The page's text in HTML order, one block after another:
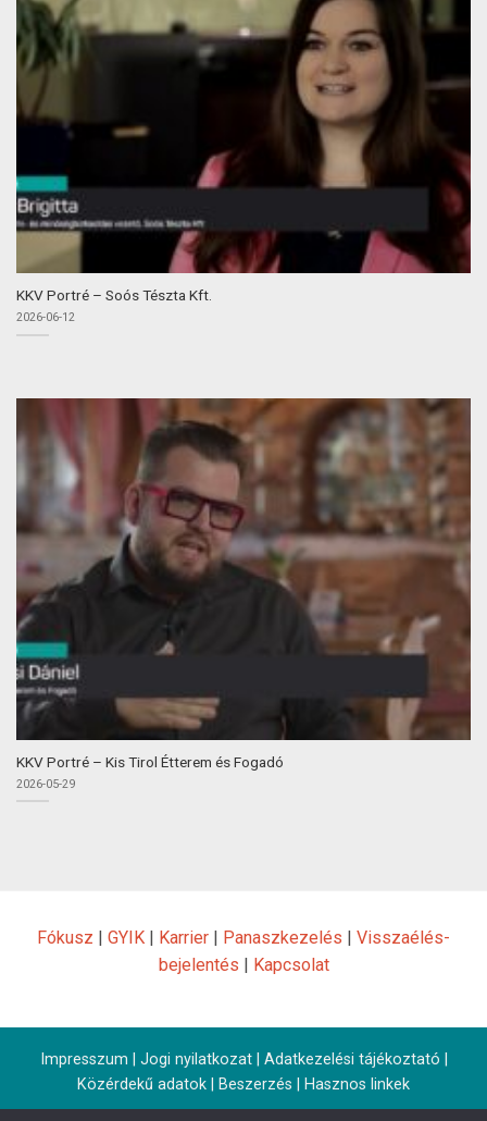
KKV Portré – Soós Tészta Kft.
2026-06-12
KKV Portré – Kis Tirol Étterem és Fogadó
2026-05-29
Fókusz GYIK Karrier Panaszkezelés
Visszaélés-
bejelentés
Kapcsolat
Impresszum Jogi nyilatkozat| Adatkezelési tájékoztató
Közérdekű adatok
Beszerzés Hasznos linkek